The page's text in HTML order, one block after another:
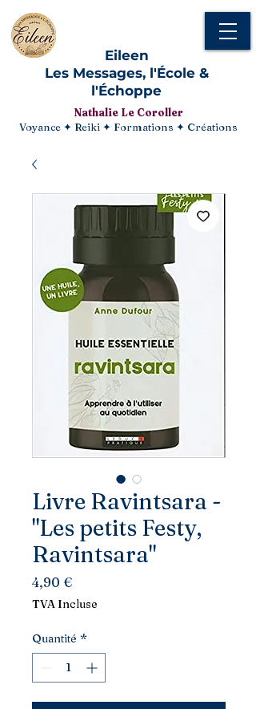
Eileen
Les Messages, l'École &
l'Échoppe
Nathalie Le Coroller
Voyance ✦ Reiki ✦ Formations ✦ Créations
Livre Ravintsara -
"Les petits Festy,
Ravintsara"
4,90 €Prix
TVA Incluse
Quantité *